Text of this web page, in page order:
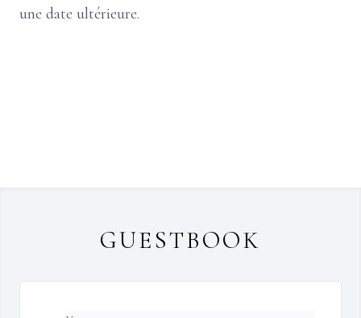
une date ultérieure.
GUESTBOOK